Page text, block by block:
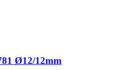
Ø12/12mm